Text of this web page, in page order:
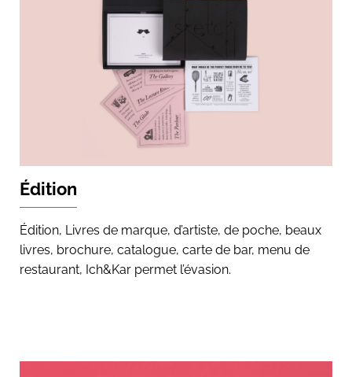
Édition
Édition, Livres de marque, d’artiste, de poche, beaux
livres, brochure, catalogue, carte de bar, menu de
restaurant, Ich&Kar permet l’évasion.